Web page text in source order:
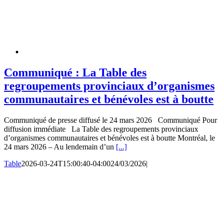
Communiqué : La Table des
regroupements provinciaux d’organismes
communautaires et bénévoles est à boutte
Communiqué de presse diffusé le 24 mars 2026 Communiqué Pour
diffusion immédiate La Table des regroupements provinciaux
d’organismes communautaires et bénévoles est à boutte Montréal, le
24 mars 2026 – Au lendemain d’un [...]
Table2026-03-24T15:00:40-04:0024/03/2026|